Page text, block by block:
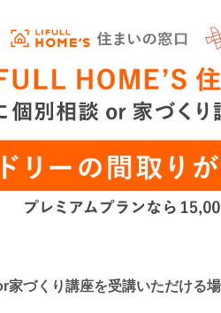
づくり講座を受講いただける